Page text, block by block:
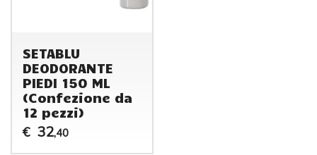
SETABLU
DEODORANTE
PIEDI 150 ML
(Confezione da
12 pezzi)
€ 32,40